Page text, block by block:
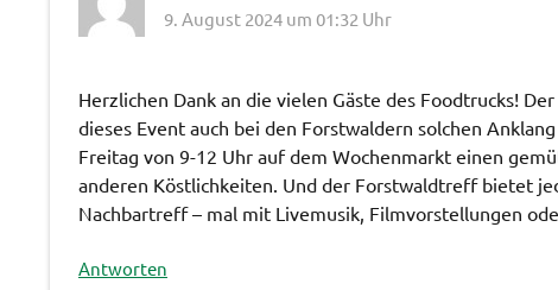
9. August 2024 um 01:32 Uhr
Herzlichen Dank an die vielen Gäste des Foodtrucks!
dieses Event auch bei den Forstwaldern solchen
Freitag von 9-12 Uhr auf dem Wochenmarkt einen
anderen Köstlichkeiten. Und der Forstwaldtreff bietet
Nachbartreff – mal mit Livemusik, Filmvorstellungen
Antworten